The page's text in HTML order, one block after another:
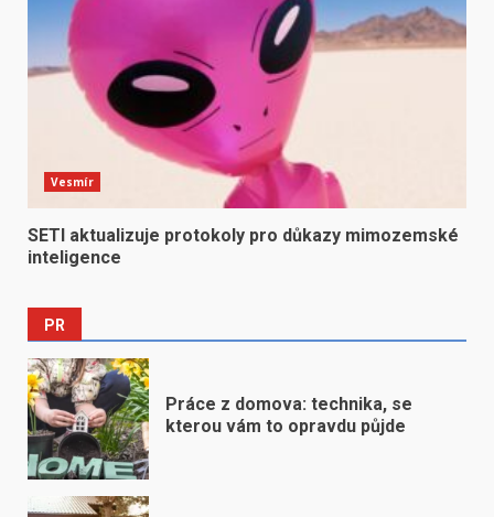
Vesmír
SETI aktualizuje protokoly pro důkazy mimozemské
inteligence
PR
Práce z domova: technika, se
kterou vám to opravdu půjde